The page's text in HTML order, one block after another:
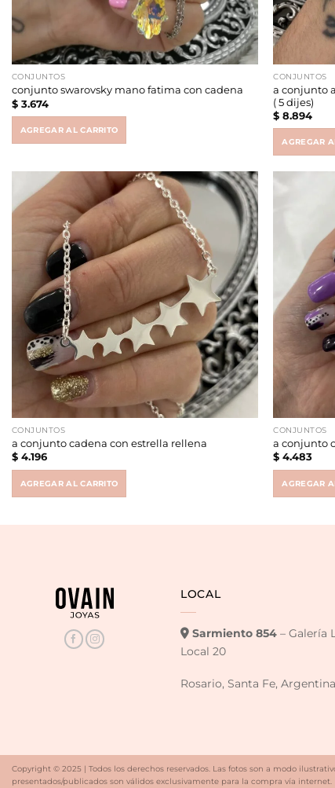
CONJUNTOS
conjunto swarovsky mano fatima con cadena
$3.674
AGREGAR AL CARRITO
CONJUNTOS
a conjunto
( 5 dijes)
$ 8.894
AGREGAR
CONJUNTOS
a conjunto cadena con estrella rellena
$4.196
AGREGAR AL CARRITO
CONJUNTOS
a conjunto
$ 4.483
AGREGAR
LOCAL
Sarmiento 854– Galería
Local 20
Rosario, Santa Fe, Argentina
Copyright © 2025 | Todos los derechos reservados. Las fotos son a modo
presentados/publicados son válidos exclusivamente para la compra vía internet.